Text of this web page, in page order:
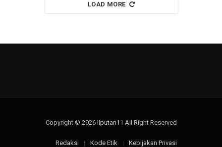
LOAD MORE
Copyright © 2026 liputan11 All Right Reserved
Redaksi Kode Etik Kebijakan Privasi